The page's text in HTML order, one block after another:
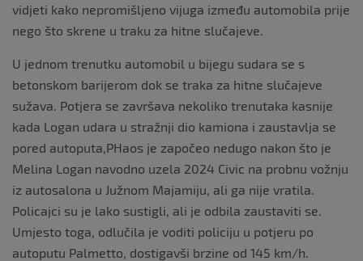
vidjeti kako nepromišljeno vijuga između automobila prije
nego što skrene u traku za hitne slučajeve.
U jednom trenutku automobil u bijegu sudara se s
betonskom barijerom dok se traka za hitne slučajeve
sužava. Potjera se završava nekoliko trenutaka kasnije
kada Logan udara u stražnji dio kamiona i zaustavlja se
pored autoputa,PHaos je započeo nedugo nakon što je
Melina Logan navodno uzela 2024 Civic na probnu vožnju
iz autosalona u Južnom Majamiju, ali ga nije vratila.
Policajci su je lako sustigli, ali je odbila zaustaviti se.
Umjesto toga, odlučila je voditi policiju u potjeru po
autoputu Palmetto, dostigavši brzine od 145 km/h.